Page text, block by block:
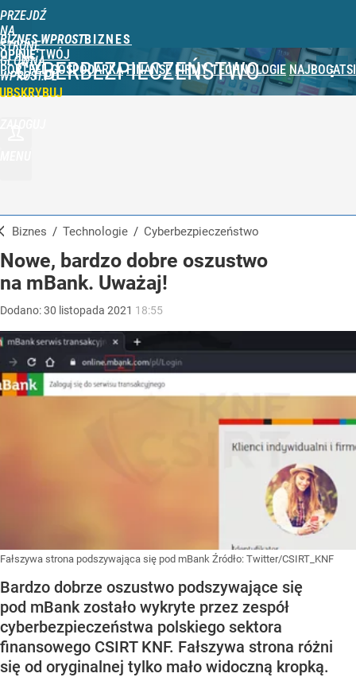
PRZEJDŹ
NA
STRONĘ
GŁÓWNĄ
WPROST.PL
BIZNES WPROST
OPINIE TWÓJ
PORTFEL GOSPODARKA FINANSE FIRMY TECHNOLOGIE NAJBOGATSI
CYBERBEZPIECZEŃSTWO
Biznes / Technologie / Cyberbezpieczeństwo
Nowe, bardzo dobre oszustwo
na mBank. Uważaj!
Dodano:30 listopada 2021 18:55
Fałszywa strona podszywająca się pod mBank Źródło: Twitter/CSIRT_KNF
Bardzo dobrze oszustwo podszywające się
pod mBank zostało wykryte przez zespół
cyberbezpieczeństwa polskiego sektora
finansowego CSIRT KNF. Fałszywa strona różni
się od oryginalnej tylko mało widoczną kropką.